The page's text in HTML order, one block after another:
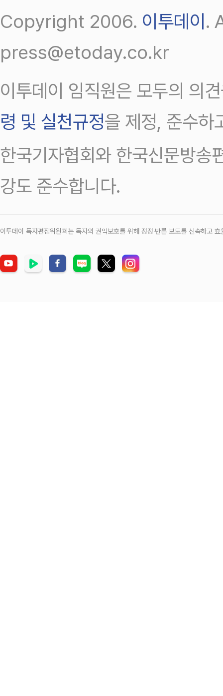
Copyright 2006. 이투데이 .
press@etoday.co.kr
이투데이 임직원은 모두의 의
령 및 실천규정을 제정, 준수하
한국기자협회와 한국신문방송
강도 준수합니다.
이투데이 독자편집위원회는 독자의 권익보호를 위해 정정‧반론 보도를 신속하고